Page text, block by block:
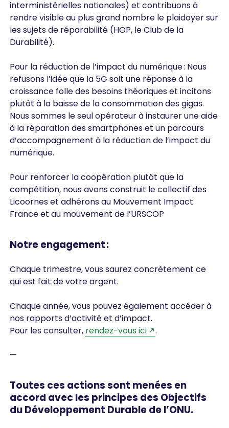
interministérielles nationales) et contribuons à
rendre visible au plus grand nombre le plaidoyer sur
les sujets de réparabilité (HOP, le Club de la
Durabilité).
Pour la réduction de l’impact du numérique : Nous
refusons l’idée que la 5G soit une réponse à la
croissance folle des besoins théoriques et incitons
plutôt à la baisse de la consommation des gigas.
Nous sommes le seul opérateur à instaurer une aide
à la réparation des smartphones et un parcours
d’accompagnement à la réduction de l’impact du
numérique.
Pour renforcer la coopération plutôt que la
compétition, nous avons construit le collectif des
Licoornes et adhérons au Mouvement Impact
France et au mouvement de l’URSCOP
Notre engagement :
Chaque trimestre, vous saurez concrètement ce
qui est fait de votre argent.
Chaque année, vous pouvez également accéder à
nos rapports d’activité et d’impact.
Pour les consulter, rendez-vous ici .
—
Toutes ces actions sont menées en
accord avec les principes des Objectifs
du Développement Durable de l’ONU.